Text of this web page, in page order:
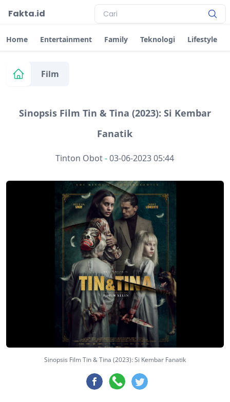
Fakta.id
Home Entertainment Family Teknologi Lifestyle
Film
Sinopsis Film Tin & Tina (2023): Si Kembar
Fanatik
Tinton Obot-03-06-2023 05:44
Sinopsis Film Tin & Tina (2023): Si Kembar Fanatik